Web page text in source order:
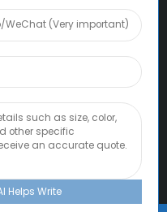
CALLE Y LA
TEDA, TIANJIN, CHINA
Helps Write